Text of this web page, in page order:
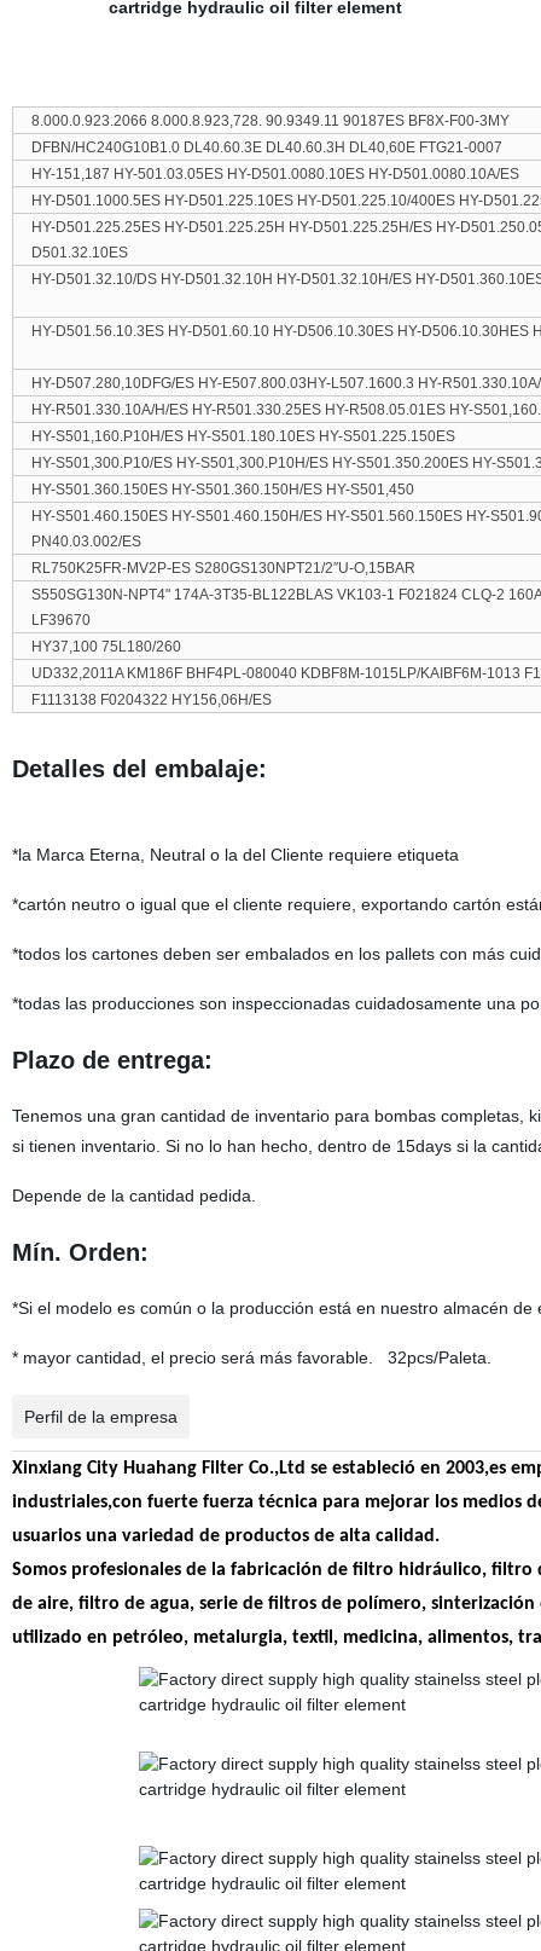
8.000.0.923.2066 8.000.8.923,728. 90.9349.11 90187ES BF8X-F00-3MY
DFBN/HC240G10B1.0 DL40.60.3E DL40.60.3H DL40,60E FTG21-0007
HY-151,187 HY-501.03.05ES HY-D501.0080.10ES HY-D501.0080.10A/ES
HY-D501.1000.5ES HY-D501.225.10ES HY-D501.225.10/400ES HY-
HY-D501.225.25ES HY-D501.225.25H HY-D501.225.25H/ES HY-
D501.32.10ES
HY-D501.32.10/DS HY-D501.32.10H HY-D501.32.10H/ES HY-
HY-D501.56.10.3ES HY-D501.60.10 HY-D506.10.30ES HY-D506.10.30HES
HY-D507.280,10DFG/ES HY-E507.800.03HY-L507.1600.3 HY-
HY-R501.330.10A/H/ES HY-R501.330.25ES HY-R508.05.01ES HY-
HY-S501,160.P10H/ES HY-S501.180.10ES HY-S501.225.150ES
HY-S501,300.P10/ES HY-S501,300.P10H/ES HY-S501.350.200ES HY-
HY-S501.360.150ES HY-S501.360.150H/ES HY-S501,450
HY-S501.460.150ES HY-S501.460.150H/ES HY-S501.560.150ES HY-
PN40.03.002/ES
RL750K25FR-MV2P-ES S280GS130NPT21/2′′U-O,15BAR
S550SG130N-NPT4" 174A-3T35-BL122BLAS VK103-1 F021824 CLQ-2
LF39670
HY37,100 75L180/260
UD332,2011A KM186F BHF4PL-080040 KDBF8M-1015LP/KAIBF6M-1013
F1113138 F0204322 HY156,06H/ES
Detalles del embalaje:
*la Marca Eterna, Neutral o la del Cliente requiere etiqueta
*cartón neutro o igual que el cliente requiere, exportando cartón
*todos los cartones deben ser embalados en los pallets con más
*todas las producciones son inspeccionadas cuidadosamente una
Plazo de entrega:
Tenemos una gran cantidad de inventario para bombas completas,
si tienen inventario. Si no lo han hecho, dentro de 15days si la
Depende de la cantidad pedida.
Mín. Orden:
*Si el modelo es común o la producción está en nuestro almacén
* mayor cantidad, el precio será más favorable. 32pcs/Paleta.
Perfil de la empresa
Xinxiang City Huahang Filter Co.,Ltd se estableció en 2003,es
industriales,con fuerte fuerza técnica para mejorar los medios
usuarios una variedad de productos de alta calidad.
Somos profesionales de la fabricación de filtro hidráulico,
de aire, filtro de agua, serie de filtros de polímero,
utilizado en petróleo, metalurgia, textil, medicina, alimentos,